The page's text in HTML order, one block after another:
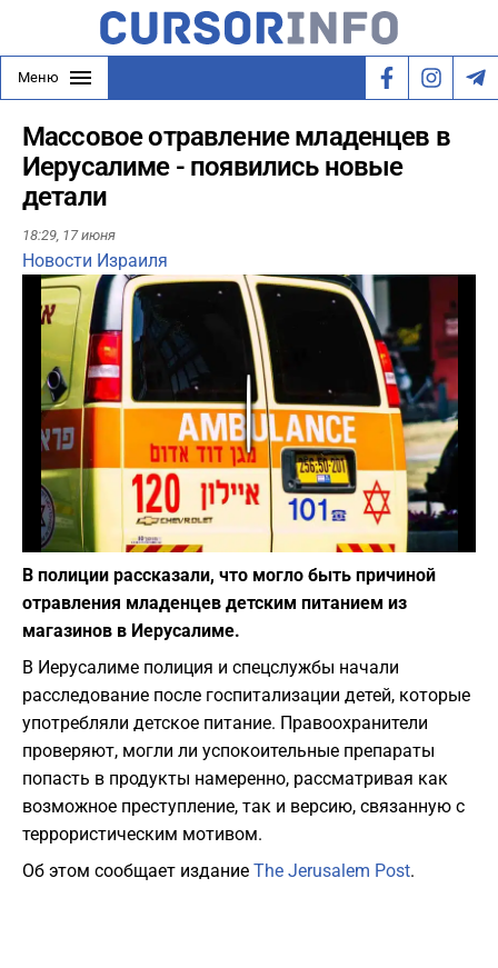
Меню
Массовое отравление младенцев в
Иерусалиме - появились новые
детали
18:29, 17 июня
Новости Израиля
Play
Фото: depositphotos.com
В полиции рассказали, что могло быть причиной
отравления младенцев детским питанием из
магазинов в Иерусалиме.
В Иерусалиме полиция и спецслужбы начали
расследование после госпитализации детей, которые
употребляли детское питание. Правоохранители
проверяют, могли ли успокоительные препараты
попасть в продукты намеренно, рассматривая как
возможное преступление, так и версию, связанную с
террористическим мотивом.
Об этом сообщает издание The Jerusalem Post.